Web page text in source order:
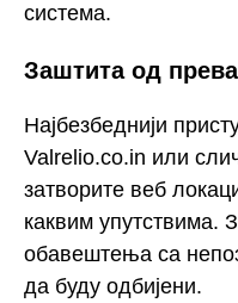
система.
Заштита од
Најбезбеднији
Valrelio.co.in или
затворите веб
каквим упутствима.
обавештења са
да буду одбијени.